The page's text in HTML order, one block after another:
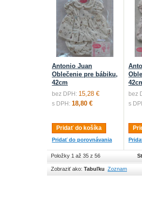
Antonio Juan
Oblečenie pre bábiku,
42cm
bez DPH: 15,28 €
s DPH: 18,80 €
Pridať do košíka
Pridať do porovnávania
bez
s
Položky 1 až 35 z 56
Zobraziť ako: Tabuľku Zoznam